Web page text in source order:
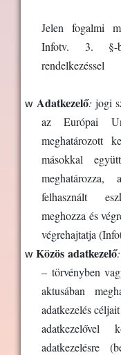
Jelen fogalmi
Infotv. 3. §-
rendelkezéssel
w Adatkezelő: jogi
az Európai
meghatározott
másokkal
meghatározza,
felhasznált
meghozza és
végrehajtatja
w Közös adatkezelő:
– törvényben
aktusában
adatkezelés
adatkezelővel
adatkezelésre